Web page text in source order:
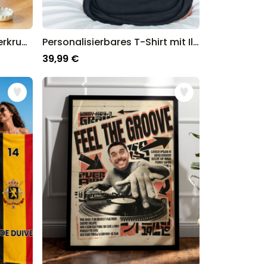
Personalisierbarer WM-Bierkrug mit Foto
Personalisierbares T-Shirt mit Illustration
39,99 €